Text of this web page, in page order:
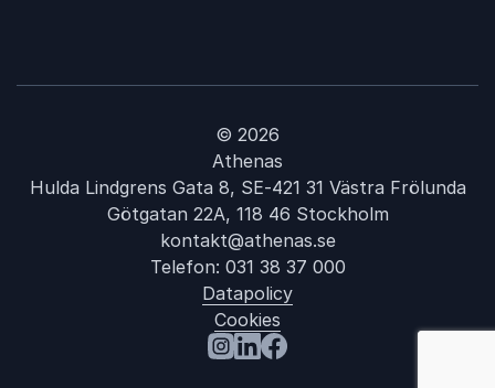
© 2026
Athenas
Hulda Lindgrens Gata 8, SE-421 31 Västra Frölunda
Götgatan 22A, 118 46 Stockholm
kontakt@athenas.se
Telefon: 031 38 37 000
Datapolicy
Cookies